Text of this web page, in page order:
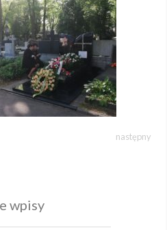
następny
wpisy